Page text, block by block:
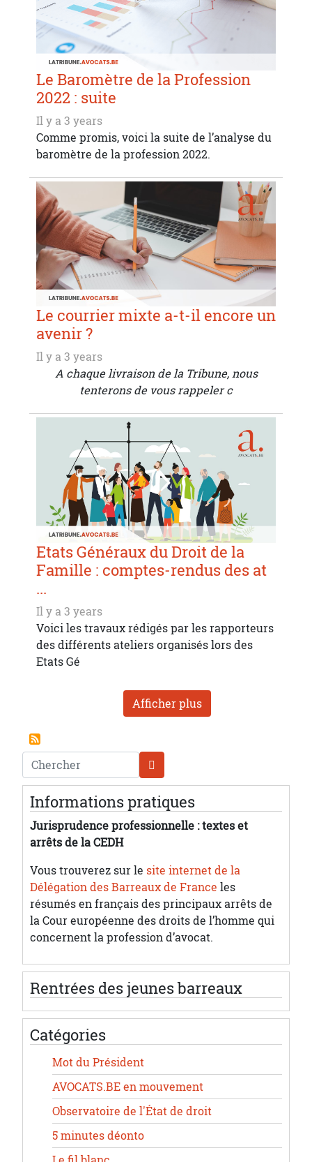
Le Baromètre de la Profession
2022 : suite
Il y a 3 years
Comme promis, voici la suite de l’analyse du
baromètre de la profession 2022.
Le courrier mixte a-t-il encore un
avenir ?
Il y a 3 years
A chaque livraison de la Tribune, nous
tenterons de vous rappeler c
Etats Généraux du Droit de la
Famille : comptes-rendus des at
...
Il y a 3 years
Voici les travaux rédigés par les rapporteurs
des différents ateliers organisés lors des
Etats Gé
Afficher plus
Chercher
Informations pratiques
Jurisprudence professionnelle : textes et
arrêts de la CEDH
Vous trouverez sur le site internet de la
Délégation des Barreaux de France les
résumés en français des principaux arrêts de
la Cour européenne des droits de l’homme qui
concernent la profession d’avocat.
Rentrées des jeunes barreaux
Catégories
Mot du Président
AVOCATS.BE en mouvement
Observatoire de l'État de droit
5 minutes déonto